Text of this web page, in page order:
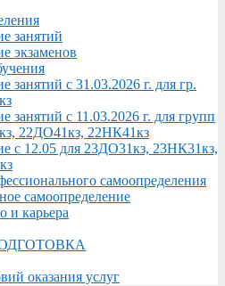
занятий
экзаменов
занятий с 31.03.2026 г. для гр.
занятий с 11.03.2026 г. для групп
22ДО41кз, 22НК41кз
с 12.05 для 23ДО31кз, 23НК31кз,
самоопределения
самоопределение
и карьера
оказания услуг